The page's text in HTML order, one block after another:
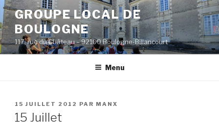
Aller
au
contenu
principal
GROUPE LOCAL DE
BOULOGNE
117, rue du Château – 92100 Boulogne-Billancourt
Menu
PUBLIÉ
LE
15 JUILLET 2012 PAR MANX
15 Juillet